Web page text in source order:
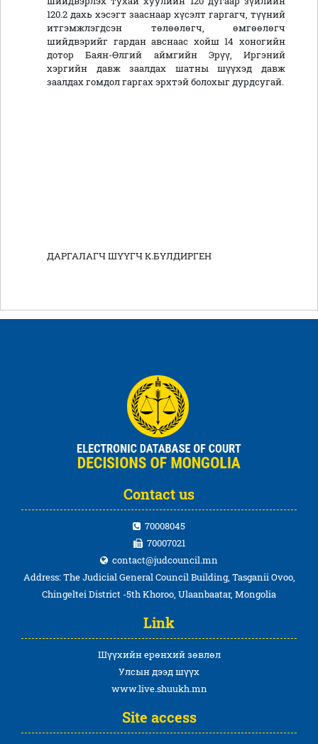
120.2 дахь хэсэгт зааснаар хүсэлт гаргагч, түүний
итгэмжлэгдсэн төлөөлөгч, өмгөөлөгч
шийдвэрийг гардан авснаас хойш 14 хоногийн
дотор Баян-Өлгий аймгийн Эрүү, Иргэний
хэргийн давж заалдах шатны шүүхэд давж
заалдах гомдол гаргах эрхтэй болохыг дурдсугай.
ДАРГАЛАГЧ ШҮҮГЧ К.БҮЛДИРГЕН
Contact us
70008045
70007021
contact@judcouncil.mn
Address: The Judicial General Council Building, Tasganii Ovoo,
Chingeltei District -5th Khoroo, Ulaanbaatar, Mongolia
Link
Шүүхийн ерөнхий зөвлөл
Улсын дээд шүүх
www.live.shuukh.mn
Site access